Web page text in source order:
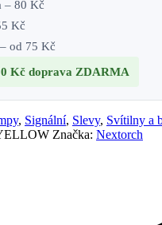
– 80 Kč
Kč
– od 75 Kč
Kč doprava ZDARMA
, Signální, Slevy, Svítilny a
Značka: Nextorch